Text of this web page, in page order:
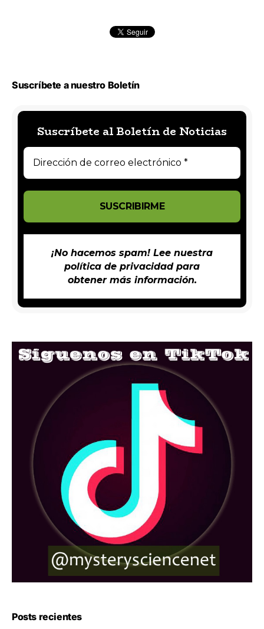
Suscríbete a nuestro Boletín
Suscríbete al Boletín de Noticias
¡No hacemos spam! Lee nuestra
política de privacidadpara
obtener más información.
Posts recientes